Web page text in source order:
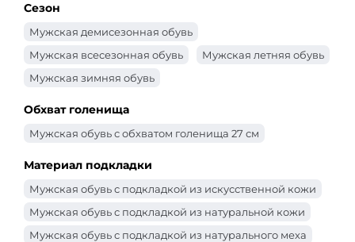
Сезон
Мужская демисезонная обувь
Мужская всесезонная обувь
Мужская летняя обувь
Мужская зимняя обувь
Обхват голенища
Мужская обувь с обхватом голенища 27 см
Материал подкладки
Мужская обувь с подкладкой из искусственной кожи
Мужская обувь с подкладкой из натуральной кожи
Мужская обувь с подкладкой из натурального меха